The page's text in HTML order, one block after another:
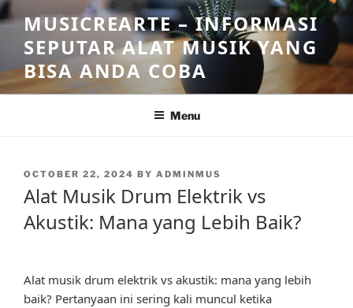
Skip
to
content
MUSICREARTE – INFORMASI
SEPUTAR ALAT MUSIK YANG
BISA ANDA COBA
Menu
POSTED
ON
OCTOBER 22, 2024 BY ADMINMUS
Alat Musik Drum Elektrik vs
Akustik: Mana yang Lebih Baik?
Alat musik drum elektrik vs akustik: mana yang lebih
baik? Pertanyaan ini sering kali muncul ketika